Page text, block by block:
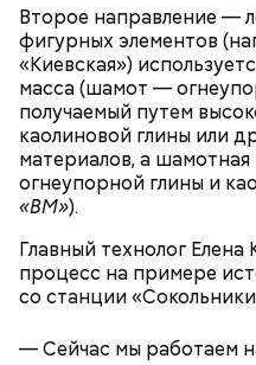
Второе направление —
фигурных элементов
«Киевская»)
масса (шамот —
получаемый путем
каолиновой глины или
материалов, а
огнеупорной глины и
«ВМ»).
Главный технолог
процесс на примере
со станции
— Сейчас мы работаем
работ оборудовали в
дорожном колледже
студенты учатся
оборудования, которое
— Закуплено новое
диагностический стенд
электромобиля, который
поведение батареи в
Александр Дорохин.